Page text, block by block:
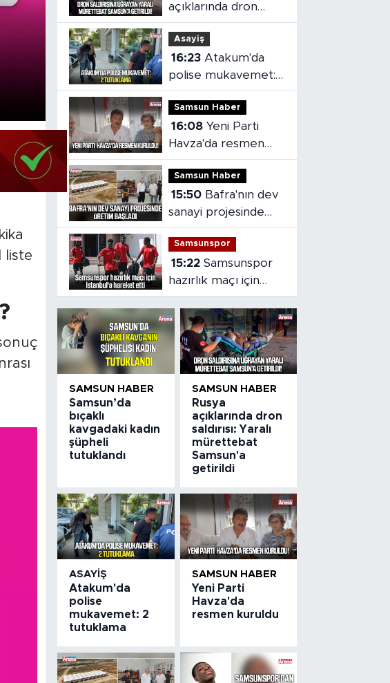
liste
açıklarında dron
saldırısı: Yaralı
mürettebat
Samsun'a getirildi
Asayiş
16:23 Atakum'da
polise mukavemet:
2 tutuklama
Samsun Haber
16:08
Havza'da resmen
kuruldu
Samsun Haber
15:50
sanayi projesinde
üretim başladı
Samsunspor
15:22 Samsunspor
hazırlık maçı için
İstanbul'a hareket
etti
SAMSUN HABER
Samsun’da
bıçaklı
kavgadaki kadın
şüpheli
tutuklandı
SAMSUN HABER
Rusya
açıklarında dron
saldırısı: Yaralı
mürettebat
Samsun'a
getirildi
ASAYIŞ
Atakum'da
polise
mukavemet: 2
tutuklama
SAMSUN HABER
Yeni Parti
Havza'da
resmen kuruldu